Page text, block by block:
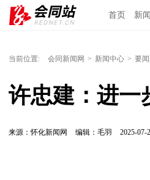
首页 新
当前位置: 会同新闻网 > 新闻中心 > 要
许忠建：进一
来源：怀化新闻网 编辑：毛羽 2025-07-